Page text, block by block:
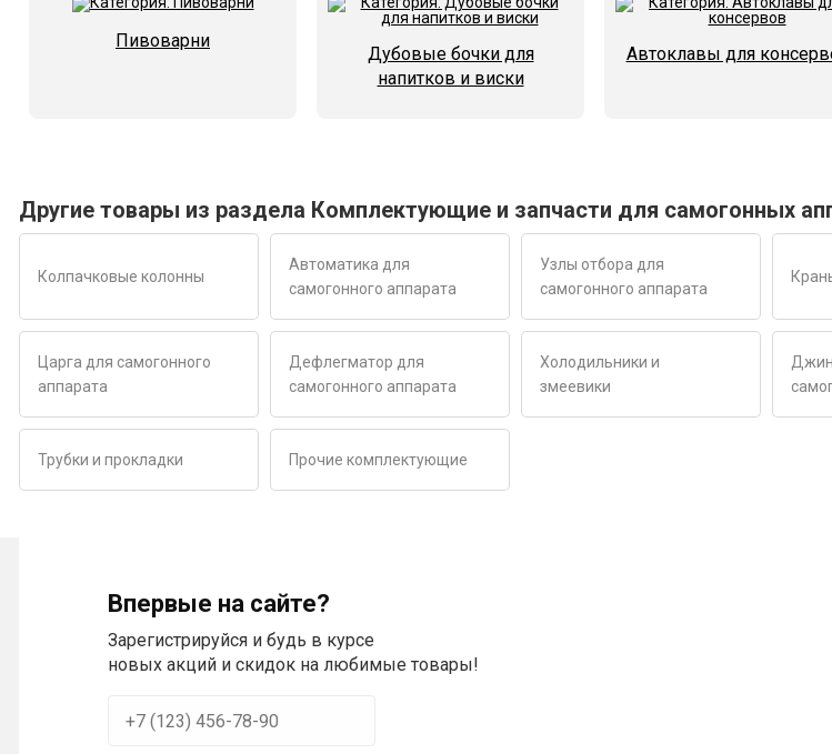
Пивоварни
Дубовые бочки для
напитков и виски
Автоклавы для
Другие товары из раздела Комплектующие и запчасти для самогонных
Колпачковые колонны
Автоматика для
самогонного аппарата
Узлы отбора для
самогонного аппарата
Царга для самогонного
аппарата
Дефлегматор для
самогонного аппарата
Холодильники и
змеевики
Трубки и прокладки Прочие комплектующие
Впервые на сайте?
Зарегистрируйся и будь в курсе
новых акций и скидок на любимые товары!